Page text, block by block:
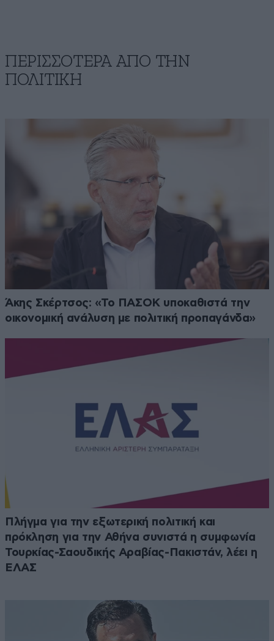
ΠΕΡΙΣΣΟΤΕΡΑ ΑΠΟ ΤΗΝ
ΠΟΛΙΤΙΚΗ
Άκης Σκέρτσος: «Το ΠΑΣΟΚ υποκαθιστά την
οικονομική ανάλυση με πολιτική προπαγάνδα»
Πλήγμα για την εξωτερική πολιτική και
πρόκληση για την Αθήνα συνιστά η συμφωνία
Τουρκίας-Σαουδικής Αραβίας-Πακιστάν, λέει η
ΕΛΑΣ